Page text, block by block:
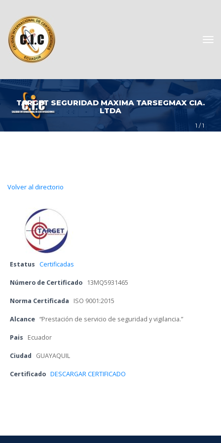
1 / 1
TARGET SEGURIDAD MAXIMA TARSEGMAX CIA.
LTDA
Volver al directorio
Estatu Certificada
Número de Certificado 13MQ5931465
Norma Certificada ISO 9001:2015
Alcance “Prestación de servicio de seguridad y vigilancia.”
Pai Ecuador
Ciudad GUAYAQUIL
Certificado DESCARGAR CERTIFICADO